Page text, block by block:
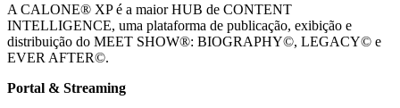
A CALONE® XP é a maior HUB de CONTENT
INTELLIGENCE, uma plataforma de publicação, exibição e
distribuição do MEET SHOW®: BIOGRAPHY©, LEGACY© e
EVER AFTER©.
Portal & Streaming